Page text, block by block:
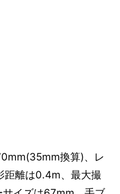
換算)、レ
距離は0.4m、最大撮